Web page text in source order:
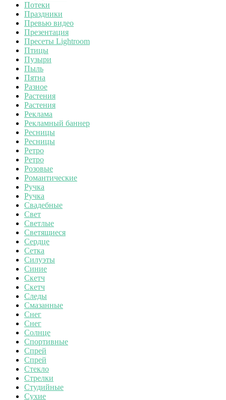
Потеки
Праздники
Превью видео
Презентация
Пресеты Lightroom
Птицы
Пузыри
Пыль
Пятна
Разное
Растения
Растения
Реклама
Рекламный баннер
Ресницы
Ресницы
Ретро
Ретро
Розовые
Романтические
Ручка
Ручка
Свадебные
Свет
Светлые
Светящиеся
Сердце
Сетка
Силуэты
Синие
Скетч
Скетч
Следы
Смазанные
Снег
Снег
Солнце
Спортивные
Спрей
Спрей
Стекло
Стрелки
Студийные
Сухие